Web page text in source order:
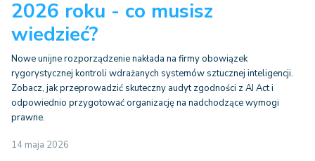
2026 roku - co musisz
wiedzieć?
Nowe unijne rozporządzenie nakłada na firmy obowiązek
rygorystycznej kontroli wdrażanych systemów sztucznej inteligencji.
Zobacz, jak przeprowadzić skuteczny audyt zgodności z AI Act i
odpowiednio przygotować organizację na nadchodzące wymogi
prawne.
14 maja 2026